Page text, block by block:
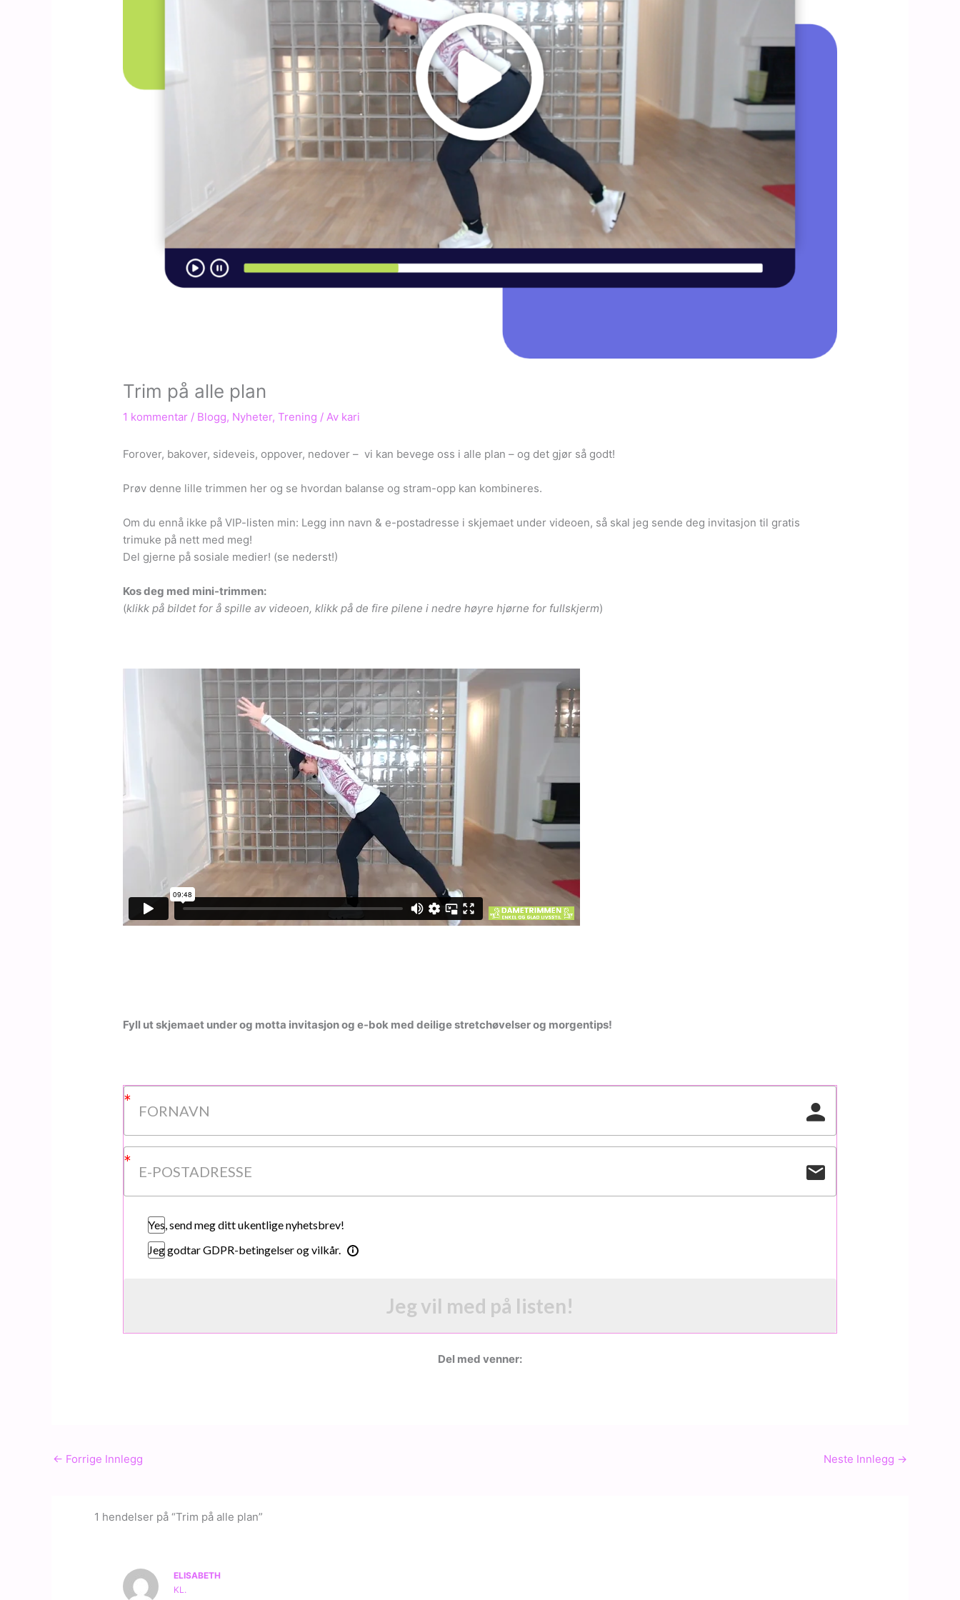
Trim på alle plan
1 kommentar / Blogg, Nyheter,Trening / Av kari
Forover, bakover, sideveis, oppover, nedover – vi kan bevege oss i alle plan – og det gjør så godt!
Prøv denne lille trimmen her og se hvordan balanse og stram-opp kan kombineres.
Om du ennå ikke på VIP-listen min: Legg inn navn & e-postadresse i skjemaet under videoen, så skal jeg sende deg invitasjon til gratis
trimuke på nett med meg!
Del gjerne på sosiale medier! (se nederst!)
Kos deg med mini-trimmen:
(klikk på bildet for å spille av videoen, klikk på de fire pilene i nedre høyre hjørne for fullskjerm)
Fyll ut skjemaet under og motta invitasjon og e-bok med deilige stretchøvelser og morgentips!
Yes, send meg ditt ukentlige nyhetsbrev!
Jeg godtar GDPR-betingelser og vilkår.
Jeg vil med på listen!
Del med venner:
← Forrige Innlegg Neste Innlegg →
1 hendelser på “Trim på alle plan”
ELISABETH
KL.